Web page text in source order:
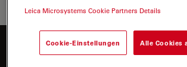
Möchten Sie mehr dazu
Leica Microsystems Cookie Partners Details
Cookie-Einstellungen Alle Cookies